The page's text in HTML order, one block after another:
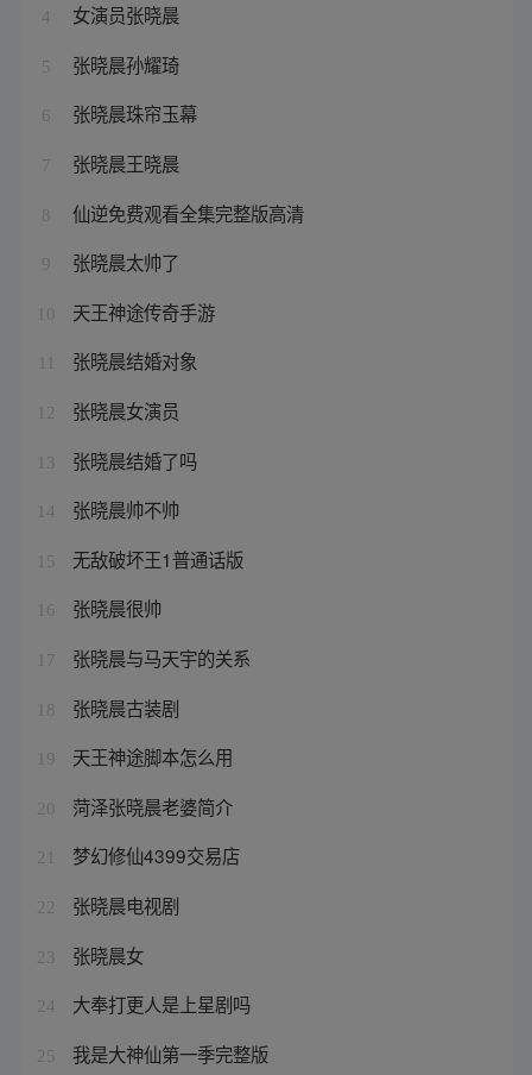
4 女演员张晓晨
5 张晓晨孙耀琦
6 张晓晨珠帘玉幕
7 张晓晨王晓晨
8 仙逆免费观看全集完整版高清
9 张晓晨太帅了
10 天王神途传奇手游
张晓晨结婚对象
12 张晓晨女演员
13 张晓晨结婚了吗
14 张晓晨帅不帅
15 无敌破坏王1普通话版
16 张晓晨很帅
17 张晓晨与马天宇的关系
18 张晓晨古装剧
19 天王神途脚本怎么用
20 菏泽张晓晨老婆简介
21 梦幻修仙4399交易店
22 张晓晨电视剧
23 张晓晨女
24 大奉打更人是上星剧吗
25 我是大神仙第一季完整版